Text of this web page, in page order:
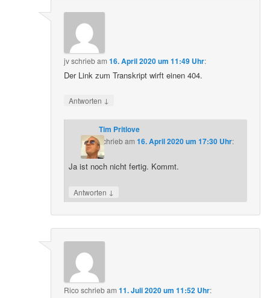
jvschriebam16. April 2020 um 11:49 Uhr:
Der Link zum Transkript wirft einen 404.
Antworten ↓
Tim Pritlove
schriebam 16. April 2020 um 17:30 Uhr:
Ja ist noch nicht fertig. Kommt.
Antworten ↓
Rico schriebam11. Juli 2020 um 11:52 Uhr: